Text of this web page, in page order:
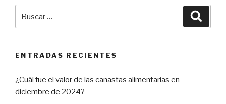
ENTRADAS RECIENTES
¿Cuál fue el valor de las canastas alimentarias en
diciembre de 2024?